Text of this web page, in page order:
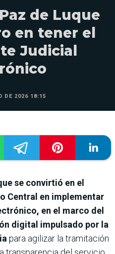
de Luque
en tener el
Judicial
DE 2026 18:15
se convirtió en el
Central en implementar
en el marco del
digital impulsado por la
para agilizar la tramitación